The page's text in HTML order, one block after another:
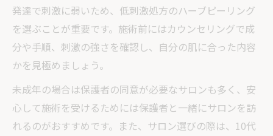
発達で刺激に弱いため、低刺激処方のハーブピーリング
を選ぶことが重要です。施術前にはカウンセリングで成
分や手順、刺激の強さを確認し、自分の肌に合った内容
かを見極めましょう。
未成年の場合は保護者の同意が必要なサロンも多く、安
心して施術を受けるためには保護者と一緒にサロンを訪
れるのがおすすめです。また、サロン選びの際は、10代